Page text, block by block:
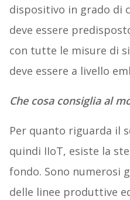
dispositivo in grado di
deve essere
con tutte le misure di
deve essere a livello
Che cosa consiglia al
Per quanto riguarda il
quindi IIoT, esiste la
fondo. Sono numerosi
delle linee produttive